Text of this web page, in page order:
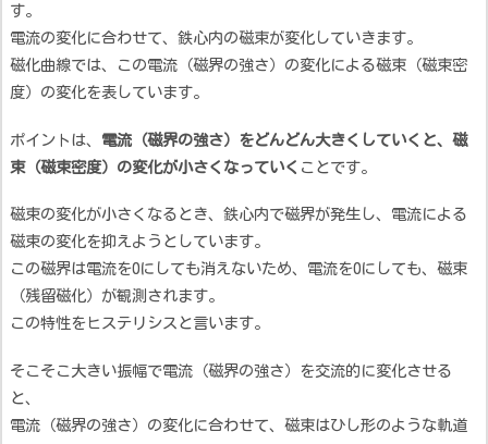
す。
電流の変化に合わせて、鉄心内の磁束が変化していきます。
磁化曲線では、この電流（磁界の強さ）の変化による磁束（磁束密
度）の変化を表しています。
ポイントは、 電流（磁界の強さ）をどんどん大きくしていくと、磁
束（磁束密度）の変化が小さくなっていく ことです。
磁束の変化が小さくなるとき、鉄心内で磁界が発生し、電流による
磁束の変化を抑えようとしています。
この磁界は電流を0にしても消えないため、電流を0にしても、磁束
（残留磁化）が観測されます。
この特性をヒステリシスと言います。
そこそこ大きい振幅で電流（磁界の強さ）を交流的に変化させる
と、
電流（磁界の強さ）の変化に合わせて、磁束はひし形のような軌道